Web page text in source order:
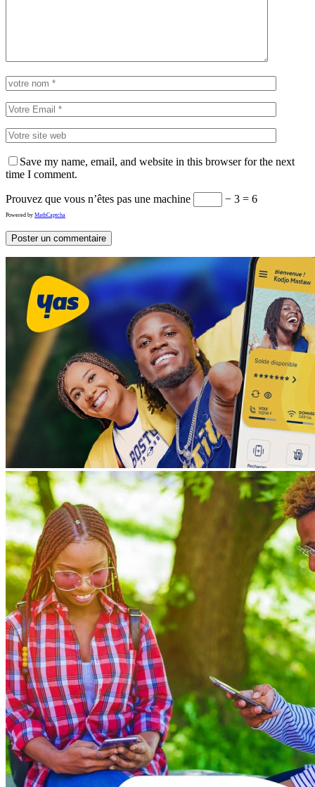
Save my name, email, and website in this browser for the next
time I comment.
Prouvez que vous n’êtes pas une machine − 3 = 6
Powered by MathCaptcha